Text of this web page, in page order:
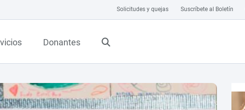
Solicitudes y quejas Suscríbete al Boletín
Donantes